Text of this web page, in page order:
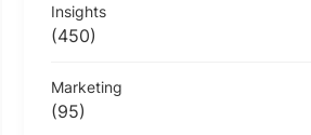
Insights
(450)
Marketing
(95)